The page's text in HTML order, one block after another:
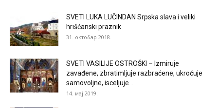
SVETI LUKA LUČINDAN Srpska slava i veliki
hrišćanski praznik
31. октобар 2018.
SVETI VASILIJE OSTROŠKI – Izmiruje
zavađene, zbratimljuje razbraćene, ukroćuje
samovoljne, isceljuje...
14. мај 2019.